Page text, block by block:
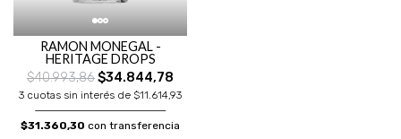
RAMON MONEGAL -
HERITAGE DROPS
$40.993,86$34.844,78
3 cuotas sin interés de $11.614,93
$31.360,30 con transferencia